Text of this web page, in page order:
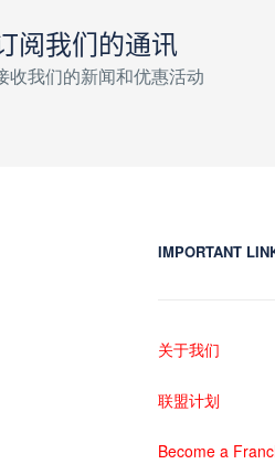
阅我们的通讯
收我们的新闻和优惠活动
IMPORTANT
关于我们
联盟计划
Become a